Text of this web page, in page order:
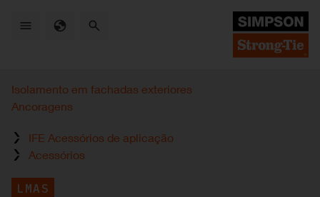
Isolamento em fachadas exteriores
Ancoragens
IFE Acessórios de aplicação
Acessórios
LMAS